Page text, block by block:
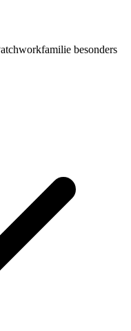
besonders